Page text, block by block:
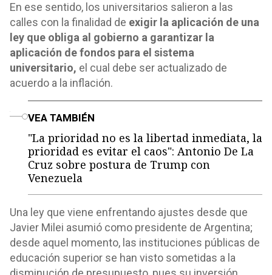
En ese sentido, los universitarios salieron a las
calles con la finalidad de exigir la aplicación de una
ley que obliga al gobierno a garantizar la
aplicación de fondos para el sistema
universitario, el cual debe ser actualizado de
acuerdo a la inflación.
VEA TAMBIÉN
"La prioridad no es la libertad inmediata, la
prioridad es evitar el caos": Antonio De La
Cruz sobre postura de Trump con
Venezuela
Una ley que viene enfrentando ajustes desde que
Javier Milei asumió como presidente de Argentina;
desde aquel momento, las instituciones públicas de
educación superior se han visto sometidas a la